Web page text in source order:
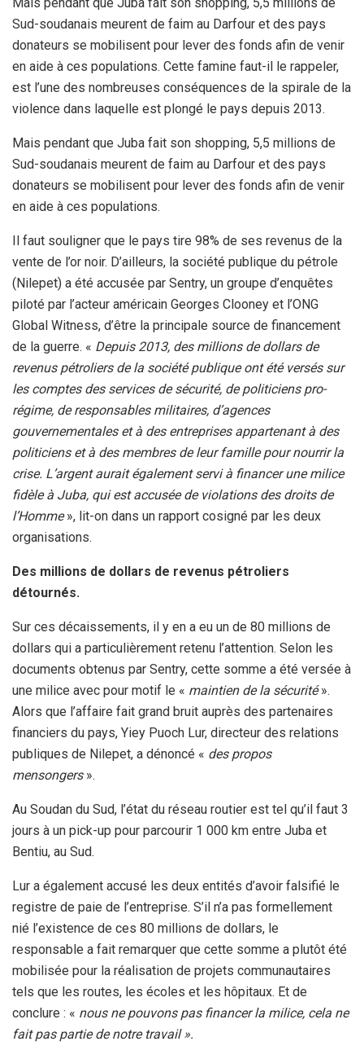
Sud-soudanais meurent de faim au Darfour et des pays
donateurs se mobilisent pour lever des fonds afin de venir
en aide à ces populations. Cette famine faut-il le rappeler,
est l’une des nombreuses conséquences de la spirale de la
violence dans laquelle est plongé le pays depuis 2013.
Mais pendant que Juba fait son shopping, 5,5 millions de
Sud-soudanais meurent de faim au Darfour et des pays
donateurs se mobilisent pour lever des fonds afin de venir
en aide à ces populations.
Il faut souligner que le pays tire 98% de ses revenus de la
vente de l’or noir. D’ailleurs, la société publique du pétrole
(Nilepet) a été accusée par Sentry, un groupe d’enquêtes
piloté par l’acteur américain Georges Clooney et l’ONG
Global Witness, d’être la principale source de financement
de la guerre. « Depuis 2013, des millions de dollars de
revenus pétroliers de la société publique ont été versés sur
les comptes des services de sécurité, de politiciens pro-
régime, de responsables militaires, d’agences
gouvernementales et à des entreprises appartenant à des
politiciens et à des membres de leur famille pour nourrir la
crise. L’argent aurait également servi à financer une milice
fidèle à Juba, qui est accusée de violations des droits de
l’Homme», lit-on dans un rapport cosigné par les deux
organisations.
Des millions de dollars de revenus pétroliers
détournés.
Sur ces décaissements, il y en a eu un de 80 millions de
dollars qui a particulièrement retenu l’attention. Selon les
documents obtenus par Sentry, cette somme a été versée à
une milice avec pour motif le « maintien de la sécurité».
Alors que l’affaire fait grand bruit auprès des partenaires
financiers du pays, Yiey Puoch Lur, directeur des relations
publiques de Nilepet, a dénoncé « des propos
mensongers».
Au Soudan du Sud, l’état du réseau routier est tel qu’il faut 3
jours à un pick-up pour parcourir 1 000 km entre Juba et
Bentiu, au Sud.
Lur a également accusé les deux entités d’avoir falsifié le
registre de paie de l’entreprise. S’il n’a pas formellement
nié l’existence de ces 80 millions de dollars, le
responsable a fait remarquer que cette somme a plutôt été
mobilisée pour la réalisation de projets communautaires
tels que les routes, les écoles et les hôpitaux. Et de
conclure : « nous ne pouvons pas financer la milice, cela ne
fait pas partie de notre travail ».